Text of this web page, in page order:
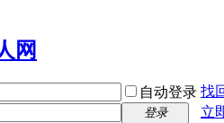
自动登录 找
登录
立